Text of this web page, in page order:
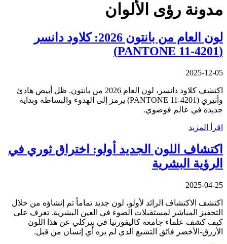
مدونة رؤى الألوان
لون العام من بانتون 2026: كلاود دانسر
(PANTONE 11-4201)
2025-12-05
اكتشف كلاود دانسر، لون العام 2026 من بانتون. ظل أبيض هادئ
وأثيري (PANTONE 11-4201) يرمز إلى الهدوء والبساطة وبداية
جديدة في عالم فوضوي.
اقرأ المزيد
اكتشاف اللون الجديد أولو: اختراق ثوري في
الرؤية البشرية
2025-04-25
اكتشف الاكتشاف الرائد لأولو، لون جديد تماماً تم إنشاؤه من خلال
التحفيز المباشر لمستقبلات الضوء في العين البشرية. تعرف على
كيف كشف علماء جامعة كاليفورنيا في بيركلي عن هذا اللون
الأزرق-الأخضر فائق التشبع الذي لم يره أي إنسان من قبل.